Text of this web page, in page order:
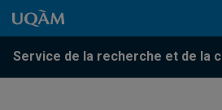
Passer au contenu
Accéder au menu principal
Accéder à la recherche
Passer au contenu
Accéder au menu principal
Service de la recherche et de la
Menu